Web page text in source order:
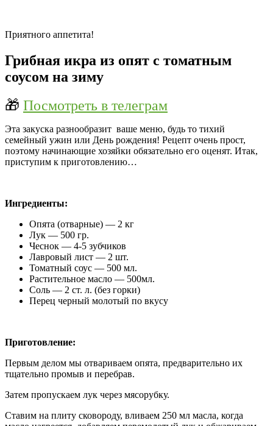
Приятного аппетита!
Грибная икра из опят с томатным
соусом на зиму
🎁 Посмотреть в телеграм
Эта закуска разнообразит ваше меню, будь то тихий
семейный ужин или День рождения! Рецепт очень прост,
поэтому начинающие хозяйки обязательно его оценят. Итак,
приступим к приготовлению…
Ингредиенты:
Опята (отварные) — 2 кг
Лук — 500 гр.
Чеснок — 4-5 зубчиков
Лавровый лист — 2 шт.
Томатный соус — 500 мл.
Растительное масло — 500мл.
Соль — 2 ст. л. (без горки)
Перец черный молотый по вкусу
Приготовление:
Первым делом мы отвариваем опята, предварительно их
тщательно промыв и перебрав.
Затем пропускаем лук через мясорубку.
Ставим на плиту сковороду, вливаем 250 мл масла, когда